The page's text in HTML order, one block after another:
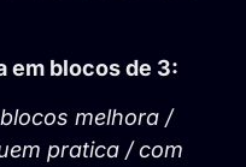
em blocos de 3:
melhora /
pratica / com